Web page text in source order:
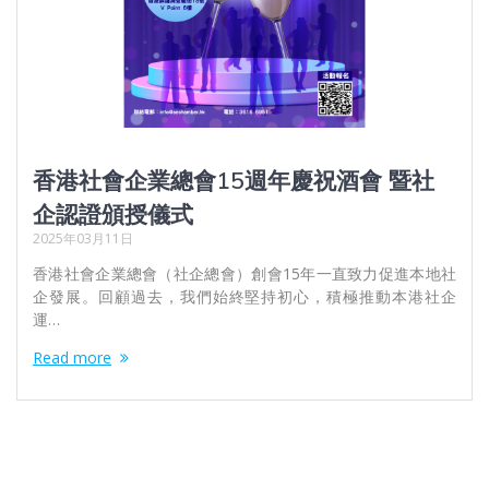
香港社會企業總會15週年慶祝酒會 暨社
企認證頒授儀式
2025年03月11日
香港社會企業總會（社企總會）創會15年一直致力促進本地社
企發展。回顧過去，我們始終堅持初心，積極推動本港社企
運…
Read more